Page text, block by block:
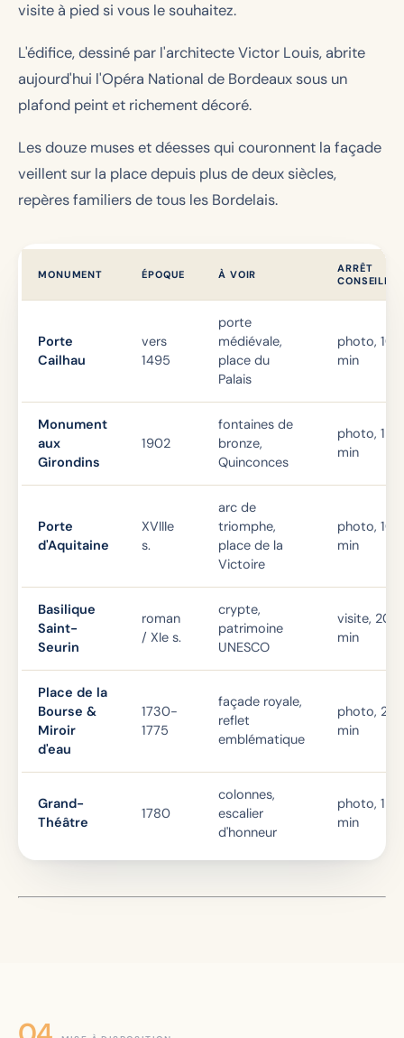
visite à pied si vous le souhaitez.
L'édifice, dessiné par l'architecte Victor Louis, abrite
aujourd'hui l'Opéra National de Bordeaux sous un
plafond peint et richement décoré.
Les douze muses et déesses qui couronnent la façade
veillent sur la place depuis plus de deux siècles,
repères familiers de tous les Bordelais.
MONUMENT ÉPOQUE À VOIR
ARRÊT
CONSEILLÉ
Porte
Cailhau
vers
1495
porte
médiévale,
place du
Palais
photo, 10
min
Monument
aux
Girondins
1902
fontaines de
bronze,
Quinconces
photo, 15
min
Porte
d'Aquitaine
XVIIIe
s.
arc de
triomphe,
place de la
Victoire
photo, 10
min
Basilique
Saint-
Seurin
roman
/ XIe s.
crypte,
patrimoine
UNESCO
visite, 20
min
Place de la
Bourse &
Miroir
d'eau
1730-
1775
façade royale,
reflet
emblématique
photo, 20
min
Grand-
Théâtre
1780
colonnes,
escalier
d'honneur
photo, 15
min